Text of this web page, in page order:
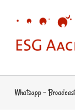
springen
Whatsapp –